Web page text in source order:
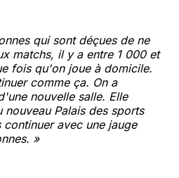
qui sont déçues de ne
matchs, il y a entre 1 000 et
fois qu'on joue à domicile.
comme ça. On a
nouvelle salle. Elle
nouveau Palais des sports
avec une jauge
»